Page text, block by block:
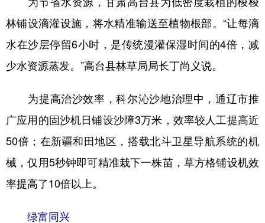
林铺设滴灌设施，将水精准输送至植物根部。“让每滴
水在沙层停留6小时，是传统漫灌保湿时间的4倍，减
少水资源蒸发。”高台县林草局局长丁尚义说。
为提高治沙效率，科尔沁沙地治理中，通辽市推
广应用的固沙机日铺设沙障3万米，效率较人工提高近
50倍；在新疆和田地区，搭载北斗卫星导航系统的机
械，仅用5秒钟即可精准栽下一株苗，草方格铺设机效
率提高了10倍以上。
绿富同兴